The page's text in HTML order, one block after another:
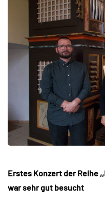
Erstes Konzert der Reihe
war sehr gut besucht